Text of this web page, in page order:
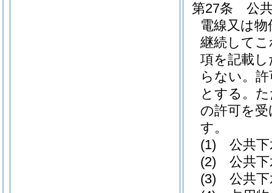
第27条
公
電線又は
継続して
項を記載
らない。
とする。
の許可を
す。
(1)
公共
(2)
公共
(3)
公共